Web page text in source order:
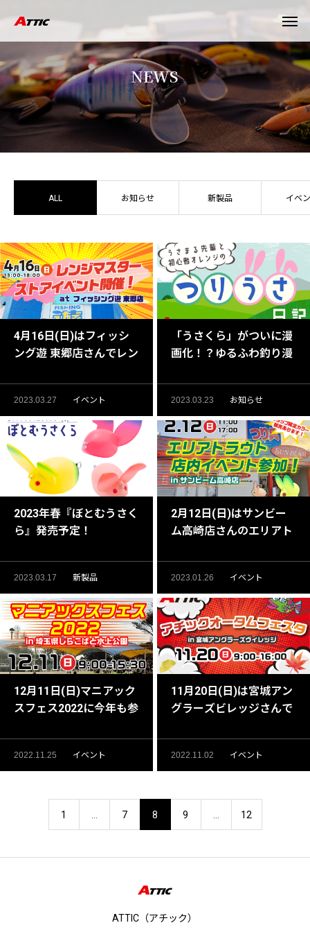
NEWS
ALL お知らせ 新製品 イベ
4月16日(日)はフィッシ
ング遊 東郷店さんでレン
ト開催！
2023.03.27 イベント
「うさくら」がついに漫
画化！？ゆるふわ釣り漫
2023.03.23 お知らせ
2023年春『ぼとむうさく
ら』発売予定！
2023.03.17 新製品
2月12日(日)はサンビー
ム高崎店さんのエリアト
加します！
2023.01.26 イベント
12月11日(日)マニアック
スフェス2022に今年も参
2022.11.25 イベント
11月20日(日)は宮城アン
グラーズビレッジさんで
タ開催です！
2022.11.02 イベント
1 7 8 9 12
ATTIC（アチック）